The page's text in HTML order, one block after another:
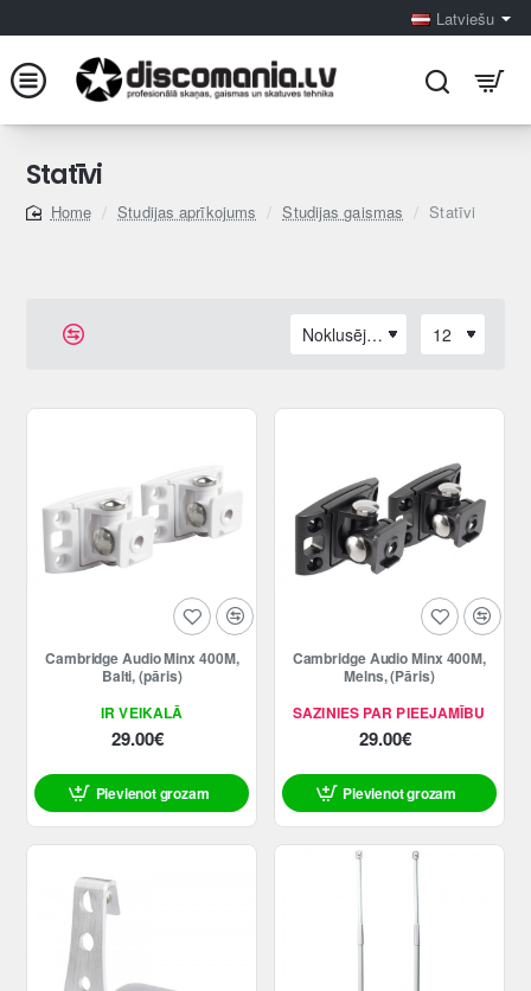
Latviešu
Statīvi
home
Studijas aprīkojums Studijas gaismas Statīvi
IR VEIKALĀ
Cambridge Audio Minx 400M,
Balti, (pāris)
29.00€
Pievienot grozam
SAZINIES PAR PIEEJAMĪBU
Cambridge Audio Minx 400M,
Melns, (Pāris)
29.00€
Pievienot grozam